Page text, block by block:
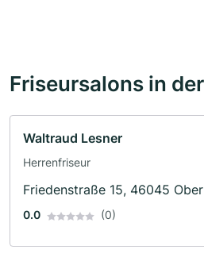
Friseursalons in
Waltraud Lesner
Herrenfriseur
Friedenstraße 15, 46045
0.0 (0)